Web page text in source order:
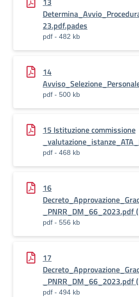
23.pdf.pades
pdf - 482 kb
14
pdf - 500 kb
15 Istituzione commissione
pdf - 468 kb
16
_PNRR_DM_66_2023.pdf
pdf - 556 kb
17
_PNRR_DM_66_2023.pdf
pdf - 494 kb